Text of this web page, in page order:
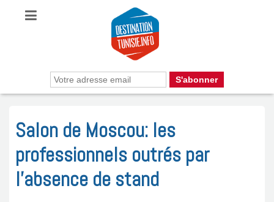
Salon de Moscou: les
professionnels outrés par
l’absence de stand